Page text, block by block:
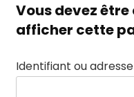
Vous devez
afficher cette
Identifiant ou